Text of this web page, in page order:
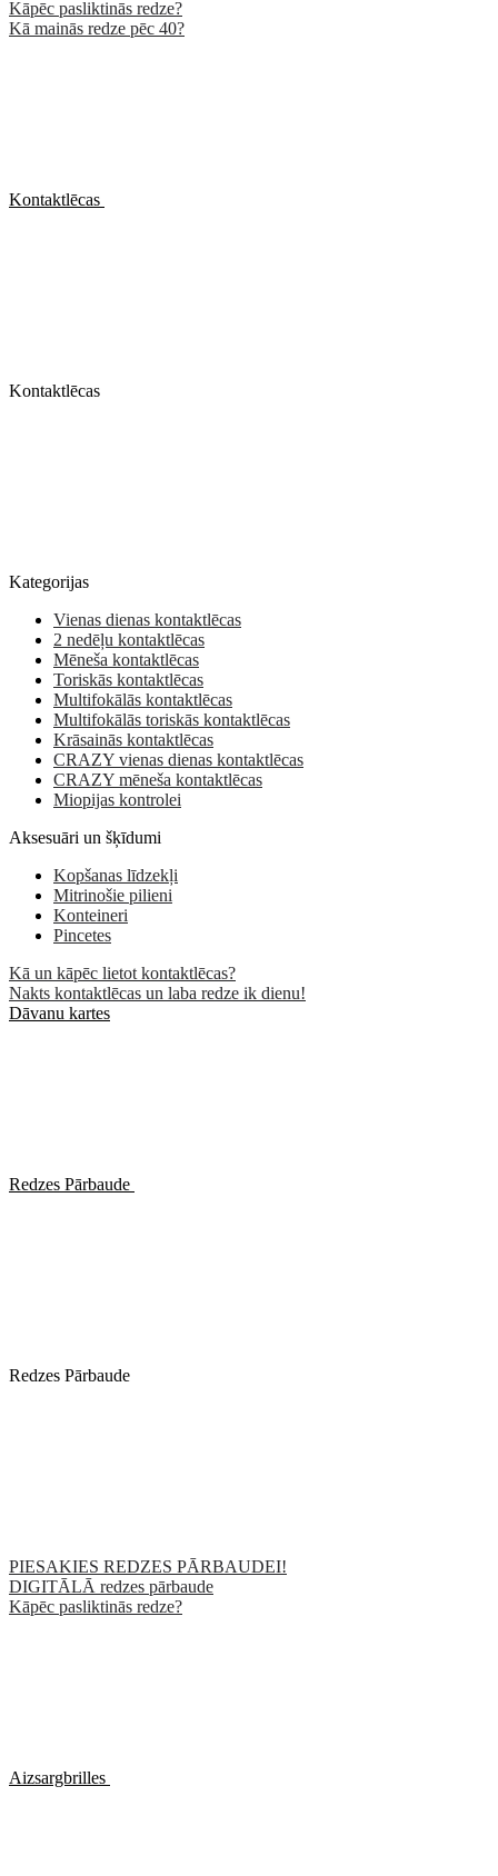
Kāpēc pasliktinās redze?
Kā mainās redze pēc 40?
Kontaktlēcas
Kontaktlēcas
Kategorijas
Vienas dienas kontaktlēcas
2 nedēļu kontaktlēcas
Mēneša kontaktlēcas
Toriskās kontaktlēcas
Multifokālās kontaktlēcas
Multifokālās toriskās kontaktlēcas
Krāsainās kontaktlēcas
CRAZY vienas dienas kontaktlēcas
CRAZY mēneša kontaktlēcas
Miopijas kontrolei
Aksesuāri un šķīdumi
Kopšanas līdzekļi
Mitrinošie pilieni
Konteineri
Pincetes
Kā un kāpēc lietot kontaktlēcas?
Nakts kontaktlēcas un laba redze ik dienu!
Dāvanu kartes
Redzes Pārbaude
Redzes Pārbaude
PIESAKIES REDZES PĀRBAUDEI!
DIGITĀLĀ redzes pārbaude
Kāpēc pasliktinās redze?
Aizsargbrilles